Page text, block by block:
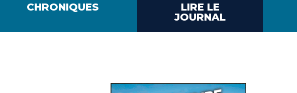
CHRONIQUES
LIRE LE
JOURNAL